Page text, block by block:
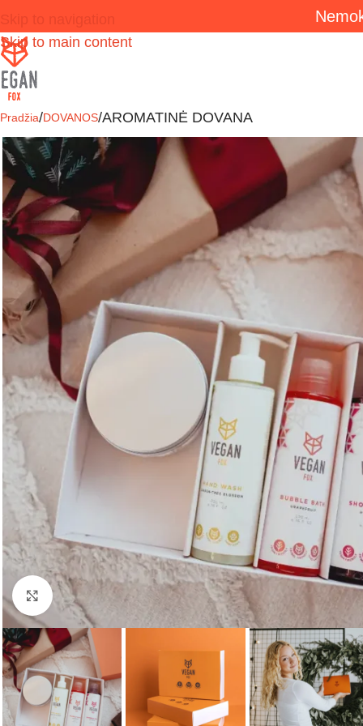
Skip to navigation
Skip to main content
Pradžia DOVANOS AROMATINĖ DOVANA
Click to enlarge